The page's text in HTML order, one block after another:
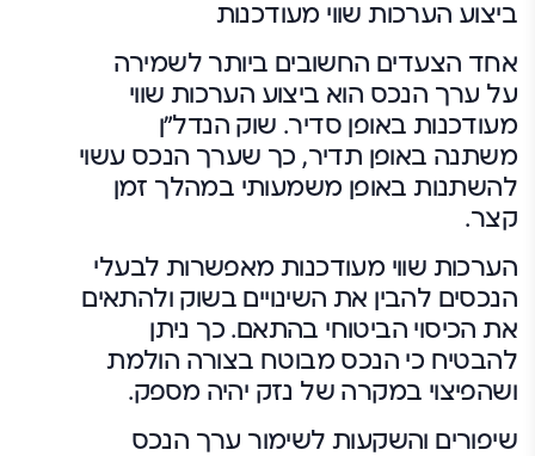
ביצוע הערכות שווי מעודכנות
אחד הצעדים החשובים ביותר לשמירה
על ערך הנכס הוא ביצוע הערכות שווי
מעודכנות באופן סדיר. שוק הנדל"ן
משתנה באופן תדיר, כך שערך הנכס עשוי
להשתנות באופן משמעותי במהלך זמן
קצר.
הערכות שווי מעודכנות מאפשרות לבעלי
הנכסים להבין את השינויים בשוק ולהתאים
את הכיסוי הביטוחי בהתאם. כך ניתן
להבטיח כי הנכס מבוטח בצורה הולמת
ושהפיצוי במקרה של נזק יהיה מספק.
שיפורים והשקעות לשימור ערך הנכס